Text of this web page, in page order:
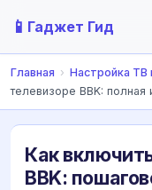
📱 Гаджет Гид
Главная › Настройка ТВ
телевизоре BBK: полная
Как
BBK: